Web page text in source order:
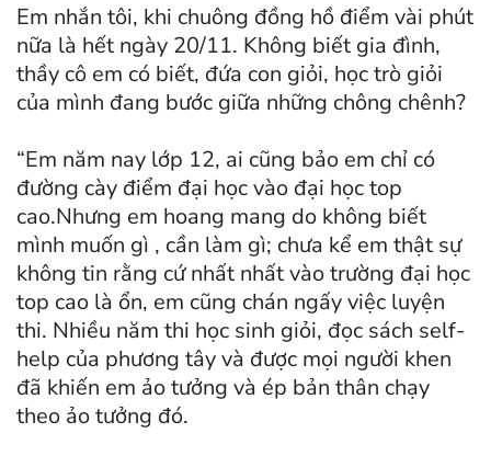
Em nhắn tôi, khi chuông đồng hồ điểm vài phút
nữa là hết ngày 20/11. Không biết gia đình,
thầy cô em có biết, đứa con giỏi, học trò giỏi
của mình đang bước giữa những chông chênh?
“Em năm nay lớp 12, ai cũng bảo em chỉ có
đường cày điểm đại học vào đại học top
cao.Nhưng em hoang mang do không biết
mình muốn gì , cần làm gì; chưa kể em thật sự
không tin rằng cứ nhất nhất vào trường đại học
top cao là ổn, em cũng chán ngấy việc luyện
thi. Nhiều năm thi học sinh giỏi, đọc sách self-
help của phương tây và được mọi người khen
đã khiến em ảo tưởng và ép bản thân chạy
theo ảo tưởng đó.